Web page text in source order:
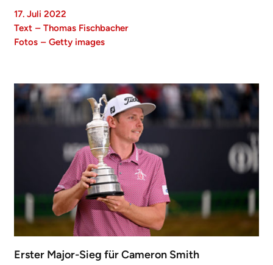
17. Juli 2022
Text – Thomas Fischbacher
Fotos – Getty images
Erster Major-Sieg für Cameron Smith